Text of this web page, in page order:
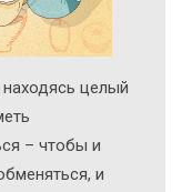
находясь целый
– чтобы и
и